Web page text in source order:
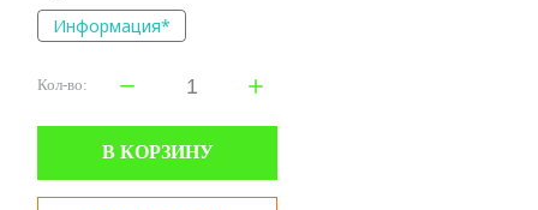
Информация*
Кол-во:
В КОРЗИНУ